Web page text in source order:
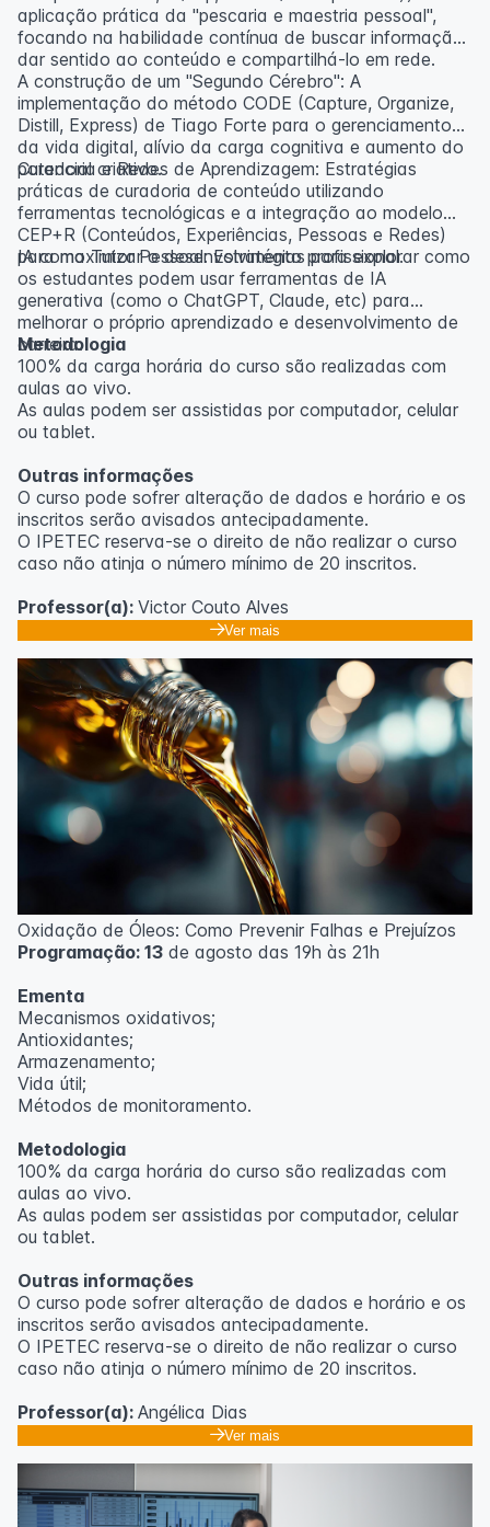
aplicação prática da "pescaria e maestria pessoal",
focando na habilidade contínua de buscar informação,
dar sentido ao conteúdo e compartilhá-lo em rede.
A construção de um "Segundo Cérebro": A
implementação do método CODE (Capture, Organize,
Distill, Express) de Tiago Forte para o gerenciamento
da vida digital, alívio da carga cognitiva e aumento do
potencial criativo.
Curadoria e Redes de Aprendizagem: Estratégias
práticas de curadoria de conteúdo utilizando
ferramentas tecnológicas e a integração ao modelo
CEP+R (Conteúdos, Experiências, Pessoas e Redes)
para maximizar o desenvolvimento profissional.
IA como Tutor Pessoal: Estratégias para explorar como
os estudantes podem usar ferramentas de IA
generativa (como o ChatGPT, Claude, etc) para
melhorar o próprio aprendizado e desenvolvimento de
carreira.
Metodologia
100% da carga horária do curso são realizadas com
aulas ao vivo.
As aulas podem ser assistidas por computador, celular
ou tablet.
Outras informações
O curso pode sofrer alteração de dados e horário e os
inscritos serão avisados ​​antecipadamente.
O IPETEC reserva-se o direito de não realizar o curso
caso não atinja o número mínimo de 20 inscritos.
Professor(a): Victor Couto Alves
Ver mais
Oxidação de Óleos: Como Prevenir Falhas e Prejuízos
Programação: 13 de agosto das 19h às 21h
Ementa
Mecanismos oxidativos;
Antioxidantes;
Armazenamento;
Vida útil;
Métodos de monitoramento.
Metodologia
100% da carga horária do curso são realizadas com
aulas ao vivo.
As aulas podem ser assistidas por computador, celular
ou tablet.
Outras informações
O curso pode sofrer alteração de dados e horário e os
inscritos serão avisados ​​antecipadamente.
O IPETEC reserva-se o direito de não realizar o curso
caso não atinja o número mínimo de 20 inscritos.
Professor(a): Angélica Dias
Ver mais